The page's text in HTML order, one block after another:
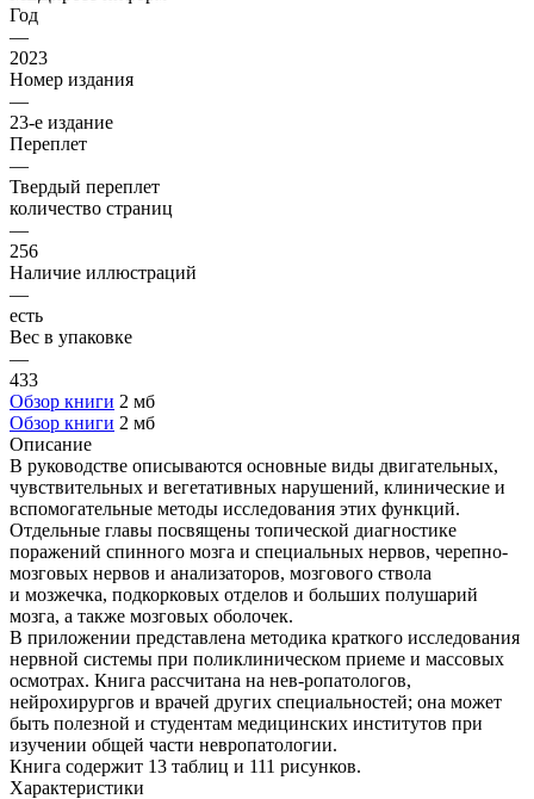
Год
—
2023
Номер издания
—
23-е издание
Переплет
—
Твердый переплет
количество страниц
—
256
Наличие иллюстраций
—
есть
Вес в упаковке
—
433
Обзор книги 2 мб
Обзор книги 2 мб
Описание
В руководстве описываются основные виды двигательных,
чувствительных и вегетативных нарушений, клинические и
вспомогательные методы исследования этих функций.
Отдельные главы посвящены топической диагностике
поражений спинного мозга и специальных нервов, черепно-
мозговых нервов и анализаторов, мозгового ствола
и мозжечка, подкорковых отделов и больших полушарий
мозга, а также мозговых оболочек.
В приложении представлена методика краткого исследования
нервной системы при поликлиническом приеме и массовых
осмотрах. Книга рассчитана на нев-ропатологов,
нейрохирургов и врачей других специальностей; она может
быть полезной и студентам медицинских институтов при
изучении общей части невропатологии.
Книга содержит 13 таблиц и 111 рисунков.
Характеристики